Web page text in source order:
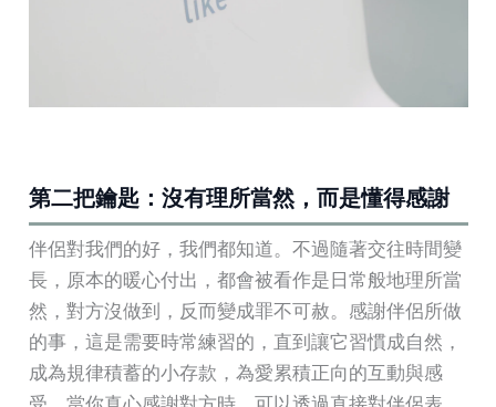
第二把鑰匙：沒有理所當然，而是懂得感謝
伴侶對我們的好，我們都知道。不過隨著交往時間變
長，原本的暖心付出，都會被看作是日常般地理所當
然，對方沒做到，反而變成罪不可赦。感謝伴侶所做
的事，這是需要時常練習的，直到讓它習慣成自然，
成為規律積蓄的小存款，為愛累積正向的互動與感